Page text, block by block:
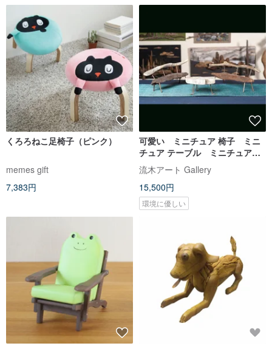
くろろねこ足椅子（ピンク）
memes gift
7,383円
可愛い ミニチュア 椅子 ミニ
チュア テーブル ミニチュアセ
ット miniature furniture #
２-1
流木アート Gallery
15,500円
環境に優しい